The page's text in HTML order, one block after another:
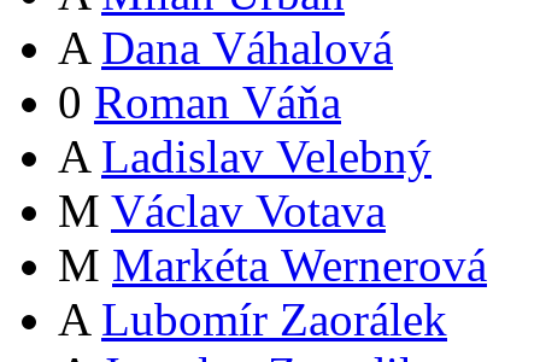
A Dana Váhalová
0 Roman Váňa
A Ladislav Velebný
M Václav Votava
M Markéta Wernerová
A Lubomír Zaorálek